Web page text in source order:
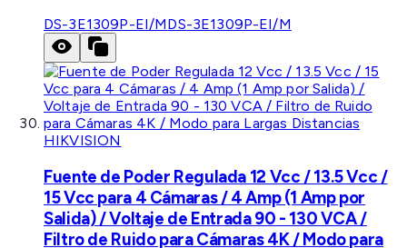
DS-3E1309P-EI/MDS-3E1309P-EI/M
HIKVISION
Fuente de Poder Regulada 12 Vcc / 13.5 Vcc /
15 Vcc para 4 Cámaras / 4 Amp (1 Amp por
Salida) / Voltaje de Entrada 90 - 130 VCA /
Filtro de Ruido para Cámaras 4K / Modo para